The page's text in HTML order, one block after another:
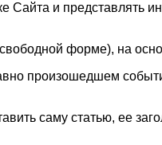
и представлять
форме), на
произошедшем
саму статью, ее